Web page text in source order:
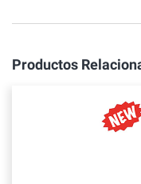
Productos